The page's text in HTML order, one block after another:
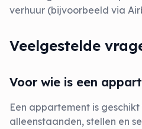
verhuur (bijvoorbeeld via
Veelgestelde
Voor wie is een
Een appartement is
alleenstaanden, stellen en